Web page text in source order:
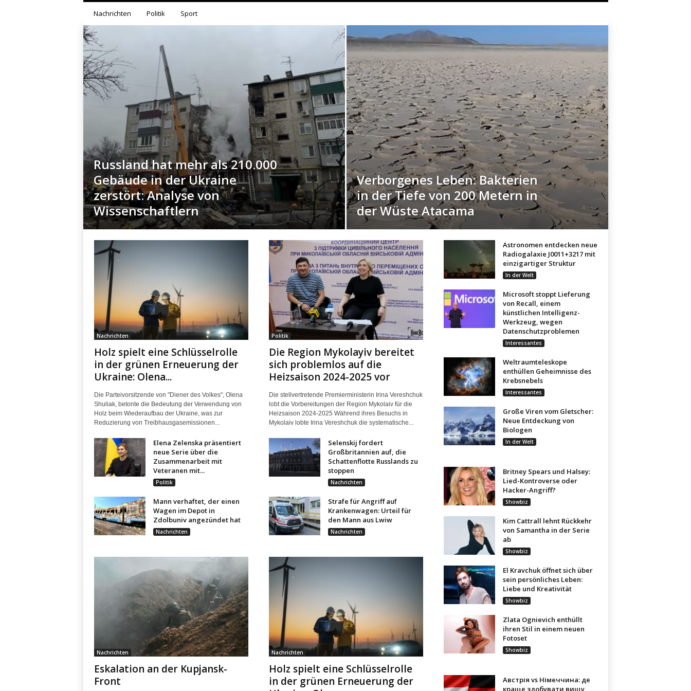
Nachrichten Politik Sport
Russland hat mehr als 210.000
Gebäude in der Ukraine
zerstört: Analyse von
Wissenschaftlern
Verborgenes Leben: Bakterien
in der Tiefe von 200 Metern in
der Wüste Atacama
Nachrichten
Holz spielt eine Schlüsselrolle
in der grünen Erneuerung der
Ukraine: Olena...
Die Parteivorsitzende von "Diener des Volkes", Olena
Shuliak, betonte die Bedeutung der Verwendung von
Holz beim Wiederaufbau der Ukraine, was zur
Reduzierung von Treibhausgasemissionen...
Politik
Die Region Mykolayiv bereitet
sich problemlos auf die
Heizsaison 2024-2025 vor
Die stellvertretende Premierministerin Irina Vereshchuk
lobt die Vorbereitungen der Region Mykolaiv für die
Heizsaison 2024-2025 Während ihres Besuchs in
Mykolaiv lobte Irina Vereshchuk die systematische...
Elena Zelenska präsentiert
neue Serie über die
Zusammenarbeit mit
Veteranen mit...
Politik
Selenskij fordert
Großbritannien auf, die
Schattenflotte Russlands zu
stoppen
Nachrichten
Mann verhaftet, der einen
Wagen im Depot in
Zdolbuniv angezündet hat
Nachrichten
Strafe für Angriff auf
Krankenwagen: Urteil für
den Mann aus Lwiw
Nachrichten
Nachrichten
Eskalation an der Kupjansk-
Front
Nachrichten
Holz spielt eine Schlüsselrolle
in der grünen Erneuerung der
Astronomen entdecken neue
Radiogalaxie J0011+3217 mit
einzigartiger Struktur
In der Welt
Microsoft stoppt Lieferung
von Recall, einem
künstlichen Intelligenz-
Werkzeug, wegen
Datenschutzproblemen
Interessantes
Weltraumteleskope
enthüllen Geheimnisse des
Krebsnebels
Interessantes
Große Viren vom Gletscher:
Neue Entdeckung von
Biologen
In der Welt
Britney Spears und Halsey:
Lied-Kontroverse oder
Hacker-Angriff?
Showbiz
Kim Cattrall lehnt Rückkehr
von Samantha in der Serie
ab
Showbiz
El Kravchuk öffnet sich über
sein persönliches Leben:
Liebe und Kreativität
Showbiz
Zlata Ognievich enthüllt
ihren Stil in einem neuen
Fotoset
Showbiz
Австрія vs Німеччина: де
краще здобувати вищу